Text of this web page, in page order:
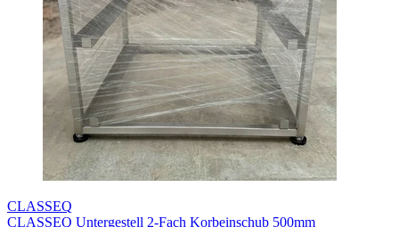
CLASSEQ
CLASSEQ Untergestell 2-Fach Korbeinschub 500mm